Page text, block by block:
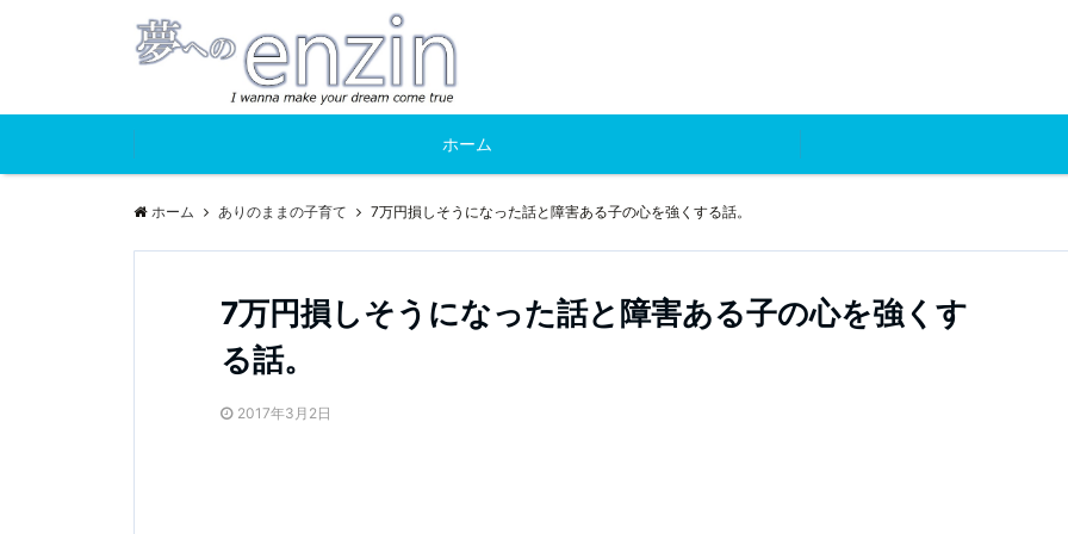
ホーム
ホーム ありのままの子育て 7万円損しそうになった話と障害ある子の心を強くする話。
7万円損しそうになった話と障害ある子の心を強くす
る話。
2017年3月2日